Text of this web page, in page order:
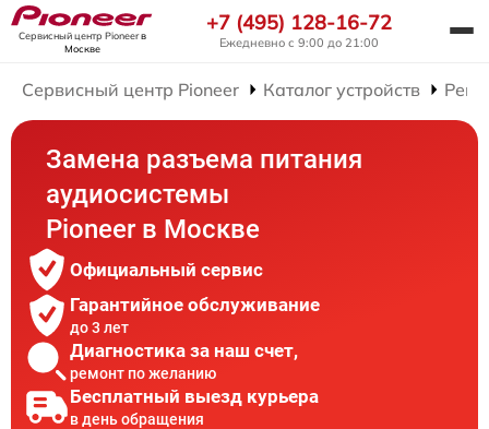
Сервисный центр Pioneerв
Москве
+7 (495) 128-16-72
Ежедневно с 9:00 до 21:00
Сервисный центр Pioneer Каталог устройств
Замена разъема питания
аудиосистемы
Pioneer в Москве
Официальный сервис
Гарантийное обслуживание
до 3 лет
Диагностика за наш счет,
ремонт по желанию
Бесплатный выезд курьера
в день обращения